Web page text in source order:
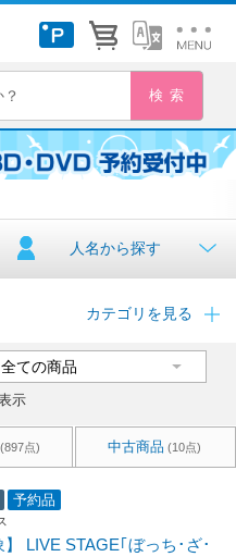
人名から探す
カテゴリを見る
示
(897点) 中古商品 (10点)
予約品
】 LIVE STAGE｢ぼっち･ざ･